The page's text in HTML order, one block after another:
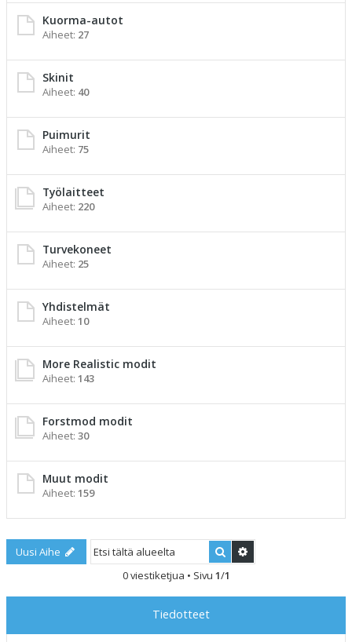
Kuorma-autot
Aiheet: 27
Skinit
Aiheet: 40
Puimurit
Aiheet: 75
Työlaitteet
Aiheet: 220
Turvekoneet
Aiheet: 25
Yhdistelmät
Aiheet: 10
More Realistic modit
Aiheet: 143
Forstmod modit
Aiheet: 30
Muut modit
Aiheet: 159
Uusi Aihe Etsi
0 viestiketjua • Sivu 1/1
Tiedotteet